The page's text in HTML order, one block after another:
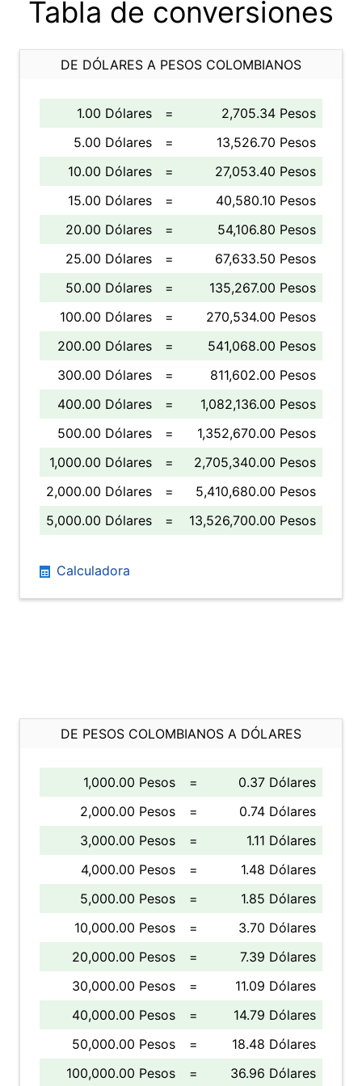
Tabla de conversiones
DE DÓLARES A PESOS COLOMBIANOS
1.00 Dólares =
2,705.34 Pesos
5.00 Dólares
=
13,526.70 Pesos
10.00 Dólares
=
27,053.40 Pesos
15.00 Dólares
=
40,580.10 Pesos
20.00 Dólares
=
54,106.80 Pesos
25.00 Dólares
=
67,633.50 Pesos
50.00 Dólares
=
135,267.00 Pesos
100.00 Dólares
=
270,534.00 Pesos
200.00 Dólares
=
541,068.00 Pesos
300.00 Dólares
=
811,602.00 Pesos
400.00 Dólares
=
1,082,136.00 Pesos
500.00 Dólares
=
1,352,670.00 Pesos
1,000.00 Dólares
=
2,705,340.00 Pesos
2,000.00 Dólares
=
5,410,680.00 Pesos
5,000.00 Dólares
= 13,526,700.00 Pesos
Calculadora
DE PESOS COLOMBIANOS A DÓLARES
1,000.00 Pesos =
0.37 Dólares
2,000.00 Pesos
=
0.74 Dólares
3,000.00 Pesos
=
1.11 Dólares
4,000.00 Pesos
=
1.48 Dólares
5,000.00 Pesos
=
1.85 Dólares
10,000.00 Pesos
=
3.70 Dólares
20,000.00 Pesos
=
7.39 Dólares
30,000.00 Pesos
=
11.09 Dólares
40,000.00 Pesos
=
14.79 Dólares
50,000.00 Pesos
=
18.48 Dólares
100,000.00 Pesos
= 36.96 Dólares